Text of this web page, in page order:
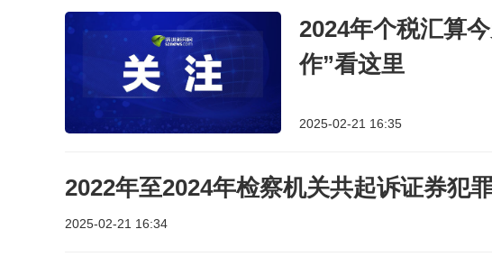
2024年个税汇算
作”看这里
2025-02-21 16:35
2022年至2024年检察机关共起诉证券犯
2025-02-21 16:34